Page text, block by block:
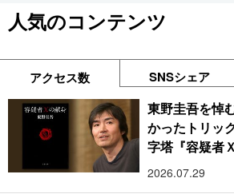
人気のコンテンツ
アクセス数 SNSシェア
東野圭吾を悼
かったトリッ
字塔『容疑者
2026.07.29